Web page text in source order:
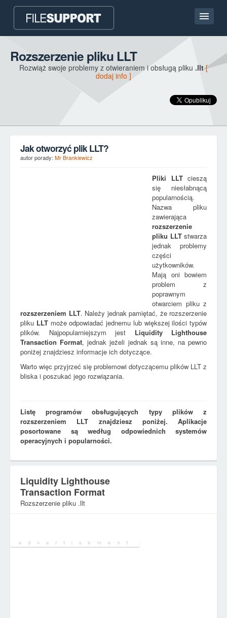
Kontakt
Rozszerzenie pliku LLT
Rozwiąż swoje problemy z otwieraniem i obsługą pliku .llt [
dodaj info ]
Jak otworzyć plik LLT?
autor porady: Mr Brankiewicz
Pliki LLTcieszą
się niesłabnącą
popularnością.
Nazwa pliku
zawierająca
rozszerzenie
pliku LLTstwarza
jednak problemy
części
użytkowników.
Mają oni bowiem
problem z
poprawnym
otwarciem pliku z
rozszerzeniem LLT. Należy jednak pamiętać, że rozszerzenie
pliku LLTmoże odpowiadać jednemu lub większej ilości typów
plików. Najpopularniejszym jest Liquidity Lighthouse
Transaction Format, jednak jeżeli jednak są inne, na pewno
poniżej znajdziesz informacje ich dotyczące.
Warto więc przyjrzeć się problemowi dotyczącemu plików LLT z
bliska i poszukać jego rozwiązania.
Listę programów obsługujących typy plików z
rozszerzeniem LLT znajdziesz poniżej. Aplikacje
posortowane są według odpowiednich systemów
operacyjnych i popularności.
Liquidity Lighthouse
Transaction Format
Rozszerzenie pliku .llt